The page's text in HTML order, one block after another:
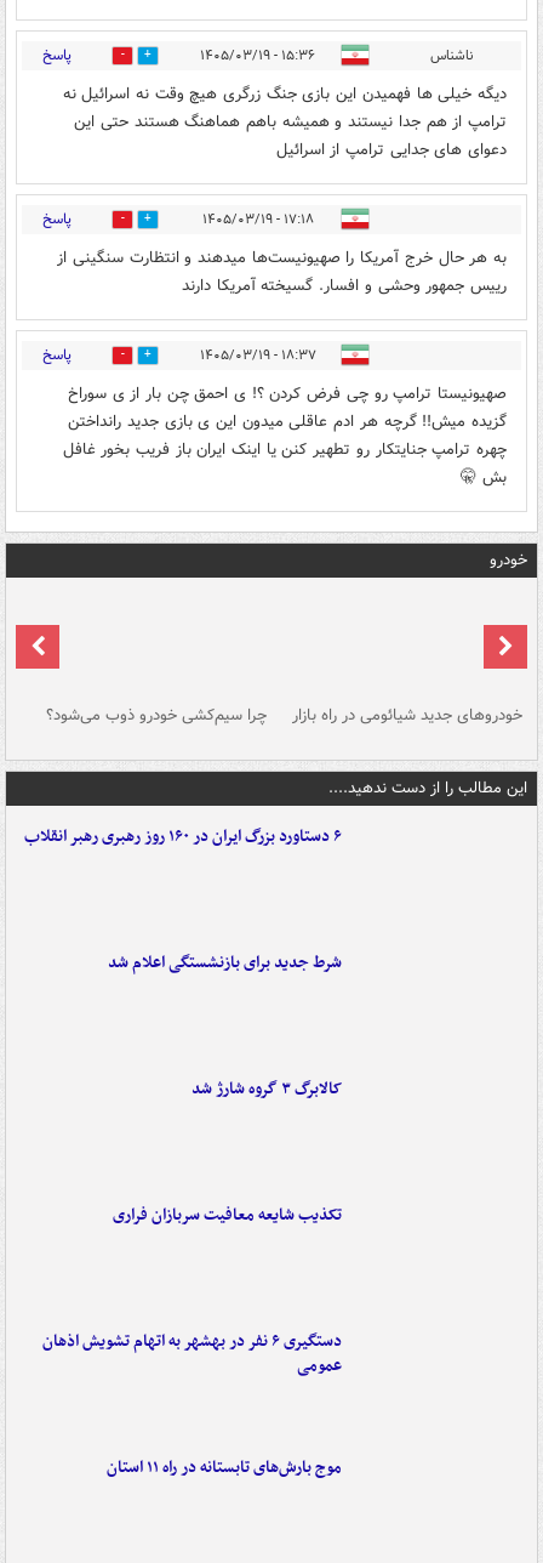
ناشناس ۱۵:۳۶ - ۱۴۰۵/۰۳/۱۹ 0 پاسخ
دیگه خیلی ها فهمیدن این بازی جنگ زرگری هیچ وقت نه اسرائیل نه
ترامپ از هم جدا نیستند و همیشه باهم هماهنگ هستند حتی این
دعوای های جدایی ترامپ از اسرائیل
۱۷:۱۸ - ۱۴۰۵/۰۳/۱۹ 0 پاسخ
به هر حال خرج آمریکا را صهیونیست‌ها میدهند و انتظارت سنگینی از
رییس جمهور وحشی و افسار. گسیخته آمریکا دارند
۱۸:۳۷ - ۱۴۰۵/۰۳/۱۹ 0 پاسخ
صهیونیستا ترامپ رو چی فرض کردن ؟! ی احمق چن بار از ی سوراخ
گزیده میش!! گرچه هر ادم عاقلی میدون این ی بازی جدید رانداختن
چهره ترامپ جنایتکار رو تطهیر کنن یا اینک ایران باز فریب بخور غافل
بش 🤫
خودرو
خودروهای جدید شیائومی در راه بازار چرا سیم‌کشی خودرو ذوب می‌شود؟
این مطالب را از دست ندهید....
۶ دستاورد بزرگ ایران در ۱۶۰ روز رهبری رهبر انقلاب
شرط جدید برای بازنشستگی اعلام شد
کالابرگ ۳ گروه شارژ شد
تکذیب شایعه معافیت سربازان فراری
دستگیری ۶ نفر در بهشهر به اتهام تشویش اذهان
عمومی
موج بارش‌های تابستانه در راه ۱۱ استان